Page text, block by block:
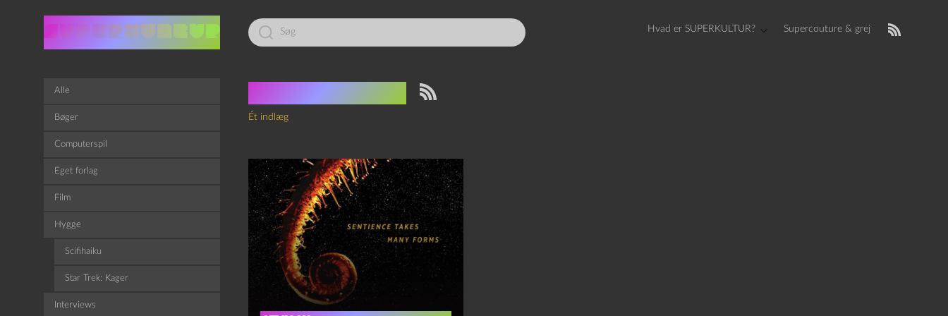
Led
efter:
Hvad er SUPERKULTUR? Supercouture & grej
Sue Burke
Ét indlæg
Alle
Bøger
Computerspil
Eget forlag
Film
Hygge
Scifihaiku
Star Trek: Kager
Interviews